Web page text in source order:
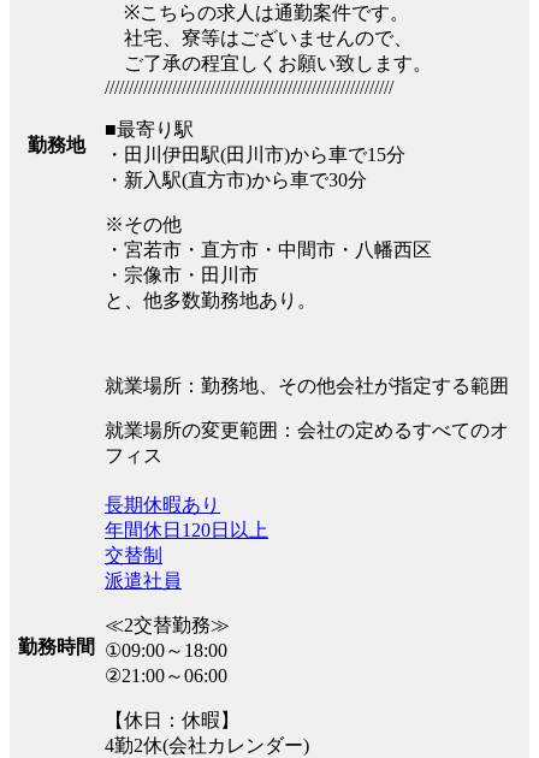
勤務地
※こちらの求人は通勤案件です。
社宅、寮等はございませんので、
ご了承の程宜しくお願い致します。
////////////////////////////////////////////////////////////
■最寄り駅
・田川伊田駅(田川市)から車で15分
・新入駅(直方市)から車で30分
※その他
・宮若市・直方市・中間市・八幡西区
・宗像市・田川市
と、他多数勤務地あり。
就業場所：勤務地、その他会社が指定する範囲
就業場所の変更範囲：会社の定めるすべてのオ
フィス
勤務時間
長期休暇あり
年間休日120日以上
交替制
派遣社員
≪2交替勤務≫
①09:00～18:00
②21:00～06:00
【休日：休暇】
4勤2休(会社カレンダー)